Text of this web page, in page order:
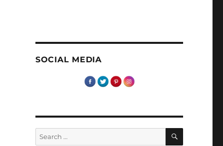
SOCIAL MEDIA
Search
for:
SEARCH